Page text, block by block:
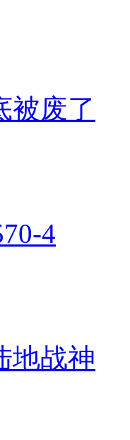
被废了
4
地战神